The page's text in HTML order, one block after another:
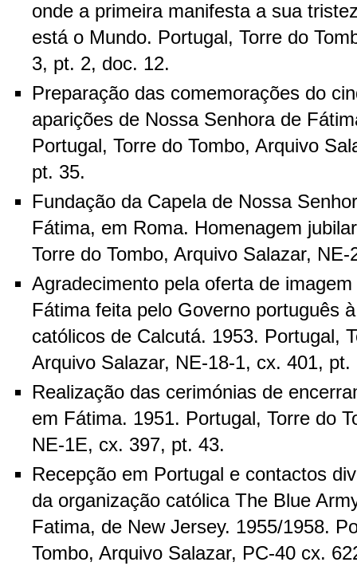
onde a primeira manifesta a sua
está o Mundo. Portugal, Torre do
3, pt. 2, doc. 12.
Preparação das comemorações do
aparições de Nossa Senhora de
Portugal, Torre do Tombo, Arquivo
pt. 35.
Fundação da Capela de Nossa
Fátima, em Roma. Homenagem
Torre do Tombo, Arquivo Salazar,
Agradecimento pela oferta de
Fátima feita pelo Governo português
católicos de Calcutá. 1953. Portugal,
Arquivo Salazar, NE-18-1, cx. 401, pt.
Realização das cerimónias de
em Fátima. 1951. Portugal, Torre do
NE-1E, cx. 397, pt. 43.
Recepção em Portugal e contactos
da organização católica The Blue
Fatima, de New Jersey. 1955/1958.
Tombo, Arquivo Salazar, PC-40 cx.